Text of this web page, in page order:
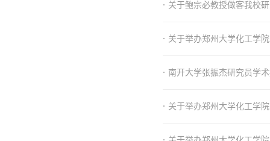
· 关于鲍宗必教授做客我校
· 关于举办郑州大学化工学
· 南开大学张振杰研究员学
· 关于举办郑州大学化工学